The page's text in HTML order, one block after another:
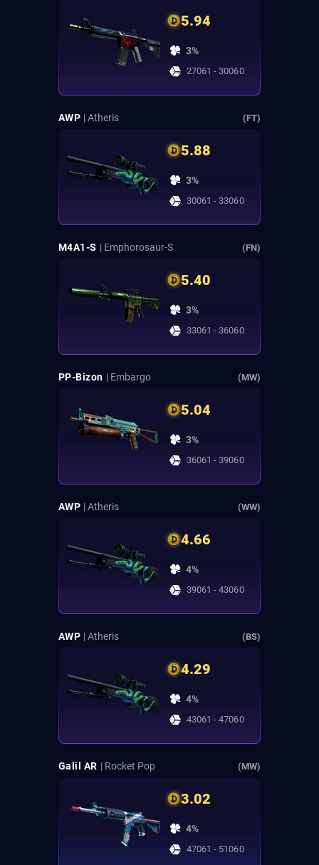
5.94
3%
27061 - 30060
AWP | Atheris (FT)
5.88
3%
30061 - 33060
M4A1-S | Emphorosaur-S (FN)
5.40
3%
33061 - 36060
PP-Bizon | Embargo (MW)
5.04
3%
36061 - 39060
AWP | Atheris (WW)
4.66
4%
39061 - 43060
AWP | Atheris (BS)
4.29
4%
43061 - 47060
Galil AR | Rocket Pop (MW)
3.02
4%
47061 - 51060